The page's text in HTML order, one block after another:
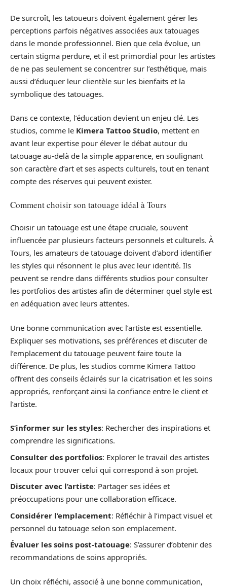
De surcroît, les tatoueurs doivent également gérer les
perceptions parfois négatives associées aux tatouages
dans le monde professionnel. Bien que cela évolue, un
certain stigma perdure, et il est primordial pour les artistes
de ne pas seulement se concentrer sur l’esthétique, mais
aussi d’éduquer leur clientèle sur les bienfaits et la
symbolique des tatouages.
Dans ce contexte, l’éducation devient un enjeu clé. Les
studios, comme le Kimera Tattoo Studio, mettent en
avant leur expertise pour élever le débat autour du
tatouage au-delà de la simple apparence, en soulignant
son caractère d’art et ses aspects culturels, tout en tenant
compte des réserves qui peuvent exister.
Comment choisir son tatouage idéal à Tours
Choisir un tatouage est une étape cruciale, souvent
influencée par plusieurs facteurs personnels et culturels. À
Tours, les amateurs de tatouage doivent d’abord identifier
les styles qui résonnent le plus avec leur identité. Ils
peuvent se rendre dans différents studios pour consulter
les portfolios des artistes afin de déterminer quel style est
en adéquation avec leurs attentes.
Une bonne communication avec l’artiste est essentielle.
Expliquer ses motivations, ses préférences et discuter de
l’emplacement du tatouage peuvent faire toute la
différence. De plus, les studios comme Kimera Tattoo
offrent des conseils éclairés sur la cicatrisation et les soins
appropriés, renforçant ainsi la confiance entre le client et
l’artiste.
S’informer sur les styles: Rechercher des inspirations et
comprendre les significations.
Consulter des portfolios: Explorer le travail des artistes
locaux pour trouver celui qui correspond à son projet.
Discuter avec l’artiste: Partager ses idées et
préoccupations pour une collaboration efficace.
Considérer l’emplacement: Réfléchir à l’impact visuel et
personnel du tatouage selon son emplacement.
Évaluer les soins post-tatouage: S’assurer d’obtenir des
recommandations de soins appropriés.
Un choix réfléchi, associé à une bonne communication,